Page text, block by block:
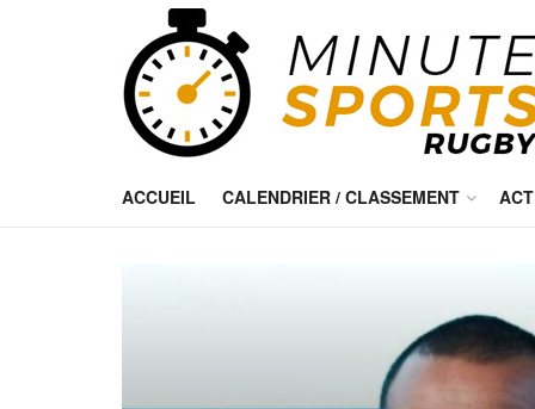
ACCUEIL CALENDRIER / CLASSEMENT